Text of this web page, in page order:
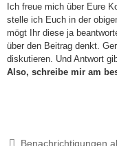
Ich freue mich über Eure
stelle ich Euch in der
mögt Ihr diese ja
über den Beitrag denkt.
diskutieren. Und Antwort
Also, schreibe mir am
Benachrichtigungen